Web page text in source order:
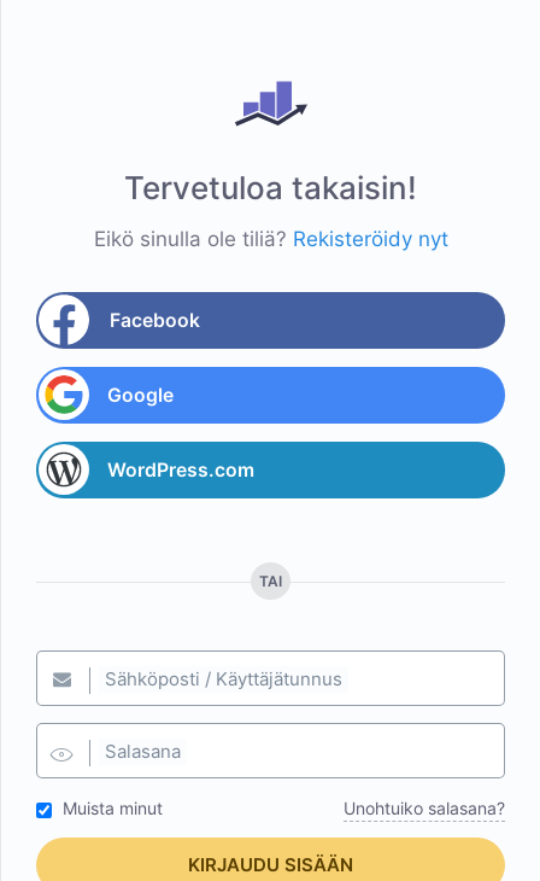
Tervetuloa takaisin!
Eikö sinulla ole tiliä? Rekisteröidy nyt
Facebook
Google
WordPress.com
TAI
Sähköposti / Käyttäjätunnus
Salasana
Muista minut Unohtuiko salasana?
KIRJAUDU SISÄÄN